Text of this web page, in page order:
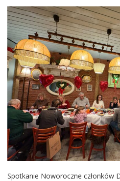
Spotkanie Noworoczne członków